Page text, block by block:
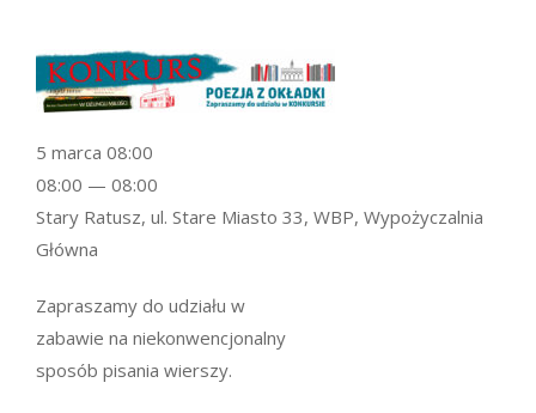
Zapraszamy do udziału w
zabawie na niekonwencjonalny
sposób pisania wierszy.
5 marca 08:00
08:00 — 08:00
Stary Ratusz, ul. Stare Miasto 33, WBP, Wypożyczalnia
Główna